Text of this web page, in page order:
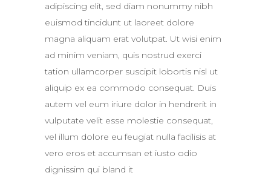
adipiscing elit, sed diam nonummy nibh
euismod tincidunt ut laoreet dolore
magna aliquam erat volutpat. Ut wisi enim
ad minim veniam, quis nostrud exerci
tation ullamcorper suscipit lobortis nisl ut
aliquip ex ea commodo consequat. Duis
autem vel eum iriure dolor in hendrerit in
vulputate velit esse molestie consequat,
vel illum dolore eu feugiat nulla facilisis at
vero eros et accumsan et iusto odio
dignissim qui bland it